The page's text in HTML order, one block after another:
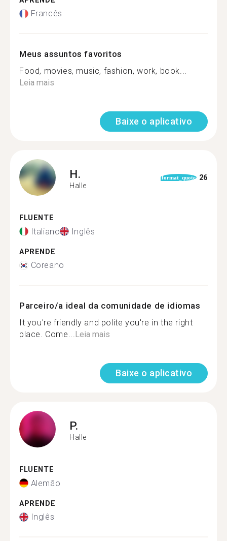
Francês
Meus assuntos favoritos
Food, movies, music, fashion, work, book...
Leia mais
Baixe o aplicativo
H.
Halle
format_quote 26
FLUENTE
Italiano Inglês
APRENDE
Coreano
Parceiro/a ideal da comunidade de idiomas
It you're friendly and polite you're in the right
place. Come...Leia mais
Baixe o aplicativo
P.
Halle
FLUENTE
Alemão
APRENDE
Inglês